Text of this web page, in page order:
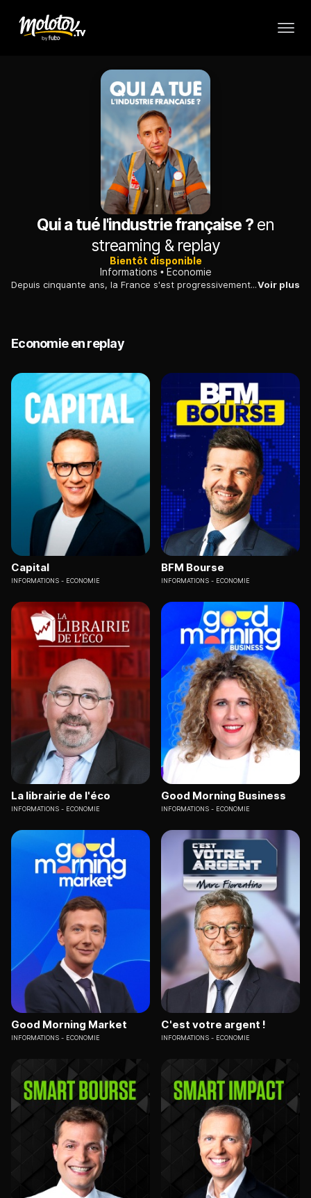
Qui a tué l'industrie française ?en
streaming & replay
Bientôt disponible
Informations
Economie
Depuis cinquante ans, la France s'est progressivement désindustrialisée. Comment expliquer que le pays a perdu la capacité de produire ce qu'il consomme ? Enquête.Voir plus
Economie en replay
Capital
INFORMATIONS ECONOMIE
BFM Bourse
INFORMATIONS ECONOMIE
La librairie de l'éco
INFORMATIONS ECONOMIE
Good Morning Business
INFORMATIONS ECONOMIE
Good Morning Market
INFORMATIONS ECONOMIE
C'est votre argent !
INFORMATIONS ECONOMIE